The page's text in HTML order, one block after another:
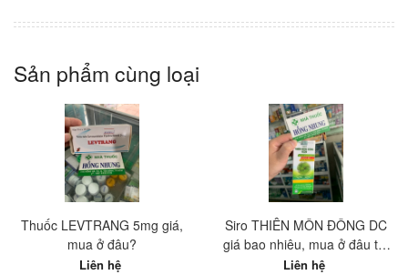
Sản phẩm cùng loại
Thuốc LEVTRANG 5mg giá,
mua ở đâu?
Liên hệ
Siro THIÊN MÔN ĐÔNG DC
giá bao nhiêu, mua ở đâu tốt
nhất?
Liên hệ